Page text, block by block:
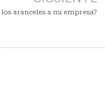
aranceles a mi empresa?